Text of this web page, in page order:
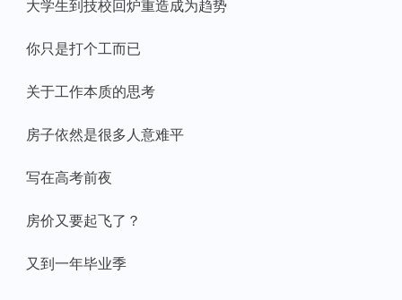
大学生到技校回炉重造成为趋势
你只是打个工而已
关于工作本质的思考
房子依然是很多人意难平
写在高考前夜
房价又要起飞了？
又到一年毕业季